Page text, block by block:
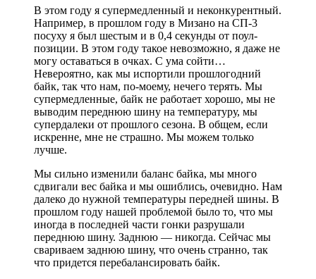
В этом году я супермедленный и неконкурентный.
Например, в прошлом году в Мизано на СП-3
посуху я был шестым и в 0,4 секунды от поул-
позиции. В этом году такое невозможно, я даже не
могу оставаться в очках. С ума сойти…
Невероятно, как мы испортили прошлогодний
байк, так что нам, по-моему, нечего терять. Мы
супермедленные, байк не работает хорошо, мы не
выводим переднюю шину на температуру, мы
супердалеки от прошлого сезона. В общем, если
искренне, мне не страшно. Мы можем только
лучше.
Мы сильно изменили баланс байка, мы много
сдвигали вес байка и мы ошиблись, очевидно. Нам
далеко до нужной температуры передней шины. В
прошлом году нашей проблемой было то, что мы
иногда в последней части гонки разрушали
переднюю шину. Заднюю — никогда. Сейчас мы
свариваем заднюю шину, что очень странно, так
что придется перебалансировать байк.